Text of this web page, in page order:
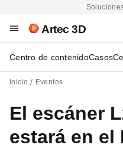
Artec 3D
Centro de contenidoCasos
Inicio Eventos
El escáner
estará en el